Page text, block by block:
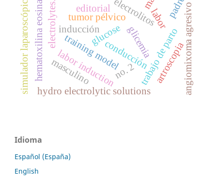
inducción
conduccióntrabajo de parto
glicemia
electrolitos
labor induction
labor
hydro electrolytic solutions
glucose
electrolytes.
artroscopia
simulador laparoscópico training model angiomixoma agresivo
masculino
tumor pélvico
hematoxilina eosina editorial
no. 2
padre
Idioma
Español (España)
English